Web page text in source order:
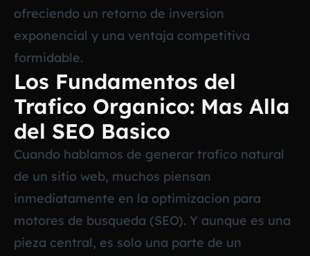
ofreciendo un retorno de inversion
exponencial y una ventaja competitiva
formidable.
Los Fundamentos del
Trafico Organico: Mas Alla
del SEO Basico
Cuando hablamos de generar trafico natural
de un sitio web, muchos piensan
inmediatamente en la optimizacion para
motores de busqueda (SEO). Y aunque es una
pieza central, es solo una parte de un